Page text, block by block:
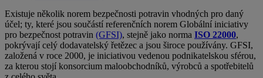
Existuje několik norem bezpečnosti potravin vhodných pro daný
účel; ty, které jsou součástí referenčních norem Globální iniciativy
pro bezpečnost potravin (GFSI), stejně jako norma ISO 22000,
pokrývají celý dodavatelský řetězec a jsou široce používány. GFSI,
založená v roce 2000, je iniciativou vedenou podnikatelskou sférou,
za kterou stojí konsorcium maloobchodníků, výrobců a spotřebitelů